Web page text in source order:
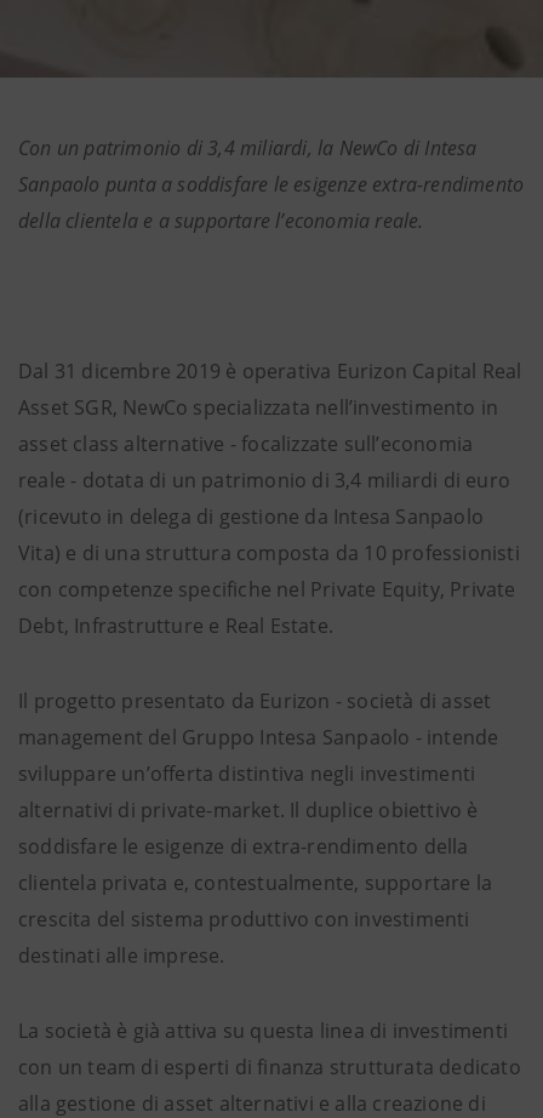
Con un patrimonio di 3,4 miliardi, la NewCo di Intesa
Sanpaolo punta a soddisfare le esigenze extra-rendimento
della clientela e a supportare l’economia reale.
Dal 31 dicembre 2019 è operativa Eurizon Capital Real
Asset SGR, NewCo specializzata nell’investimento in
asset class alternative - focalizzate sull’economia
reale - dotata di un patrimonio di 3,4 miliardi di euro
(ricevuto in delega di gestione da Intesa Sanpaolo
Vita) e di una struttura composta da 10 professionisti
con competenze specifiche nel Private Equity, Private
Debt, Infrastrutture e Real Estate.
Il progetto presentato da Eurizon - società di asset
management del Gruppo Intesa Sanpaolo - intende
sviluppare un’offerta distintiva negli investimenti
alternativi di private-market. Il duplice obiettivo è
soddisfare le esigenze di extra-rendimento della
clientela privata e, contestualmente, supportare la
crescita del sistema produttivo con investimenti
destinati alle imprese.
La società è già attiva su questa linea di investimenti
con un team di esperti di finanza strutturata dedicato
alla gestione di asset alternativi e alla creazione di